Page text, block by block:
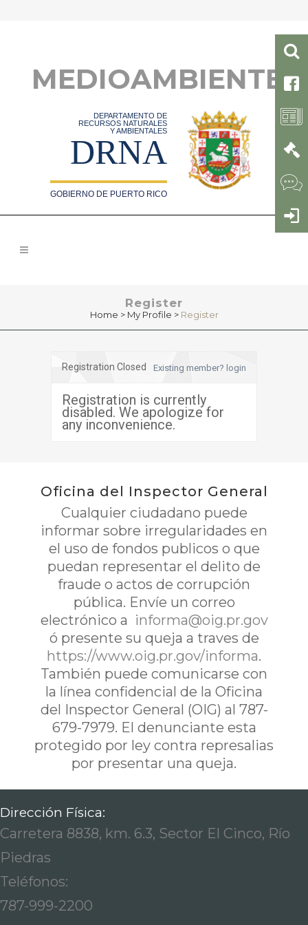
MEDIOAMBIENTE
DEPARTAMENTO DE
RECURSOS NATURALES
Y AMBIENTALES
DRNA
GOBIERNO DE PUERTO RICO
Register
Home > My Profile > Register
Registration Closed Existing member? login
Registration is currently
disabled. We apologize for
any inconvenience.
Oficina del Inspector General
Cualquier ciudadano puede
informar sobre irregularidades en
el uso de fondos publicos o que
puedan representar el delito de
fraude o actos de corrupción
pública. Envíe un correo
electrónico a informa@oig.pr.gov
ó presente su queja a traves de
https://www.oig.pr.gov/informa.
También puede comunicarse con
la línea confidencial de la Oficina
del Inspector General (OIG) al 787-
679-7979. El denunciante esta
protegido por ley contra represalias
por presentar una queja.
Dirección Física:
Carretera 8838, km. 6.3, Sector El Cinco, Río
Piedras
Teléfonos:
787-999-2200